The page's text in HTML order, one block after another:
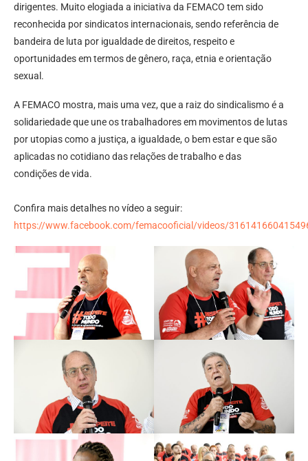
dirigentes. Muito elogiada a iniciativa da FEMACO tem sido
reconhecida por sindicatos internacionais, sendo referência de
bandeira de luta por igualdade de direitos, respeito e
oportunidades em termos de gênero, raça, etnia e orientação
sexual.
A FEMACO mostra, mais uma vez, que a raiz do sindicalismo é a
solidariedade que une os trabalhadores em movimentos de lutas
por utopias como a justiça, a igualdade, o bem estar e que são
aplicadas no cotidiano das relações de trabalho e das
condições de vida.
Confira mais detalhes no vídeo a seguir:
https://www.facebook.com/femacooficial/videos/